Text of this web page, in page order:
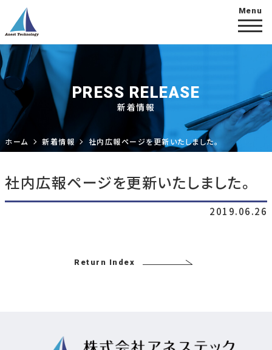
PRESS RELEASE
新着情報
ホーム 新着情報 社内広報ページを更新いたしました。
社内広報ページを更新いたしました。
2019.06.26
Return Index